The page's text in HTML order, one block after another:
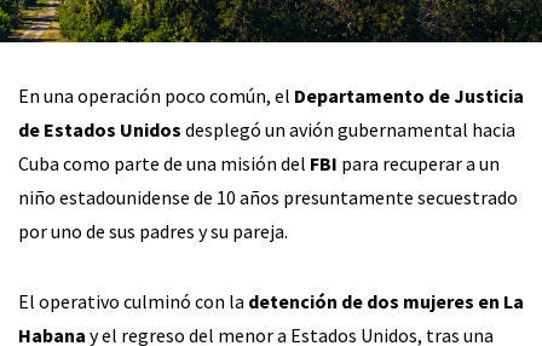
En una operación poco común, el Departamento de Justicia
de Estados Unidos desplegó un avión gubernamental hacia
Cuba como parte de una misión del FBI para recuperar a un
niño estadounidense de 10 años presuntamente secuestrado
por uno de sus padres y su pareja.
El operativo culminó con la detención de dos mujeres en La
Habana y el regreso del menor a Estados Unidos, tras una